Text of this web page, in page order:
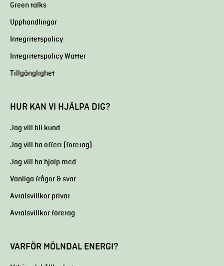
Green talks
Upphandlingar
Integritetspolicy
Integritetspolicy Watter
Tillgänglighet
HUR KAN VI HJÄLPA DIG?
Jag vill bli kund
Jag vill ha offert (företag)
Jag vill ha hjälp med …
Vanliga frågor & svar
Avtalsvillkor privat
Avtalsvillkor företag
VARFÖR MÖLNDAL ENERGI?